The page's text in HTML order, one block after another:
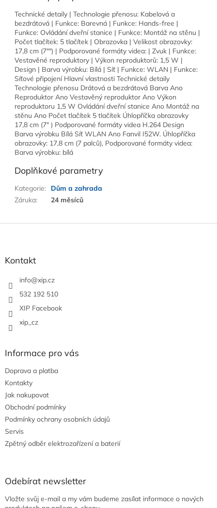
Technické detaily | Technologie přenosu: Kabelová a
bezdrátová | Funkce: Barevná | Funkce: Hands-free |
Funkce: Ovládání dveřní stanice | Funkce: Montáž na stěnu |
Počet tlačítek: 5 tlačítek | Obrazovka | Velikost obrazovky:
17,8 cm (7"") | Podporované formáty videa: | Zvuk | Funkce:
Vestavěné reproduktory | Výkon reproduktorů: 1,5 W |
Design | Barva výrobku: Bílá | Síť | Funkce: WLAN | Funkce:
Síťové připojení Hlavní vlastnosti Technické detaily
Technologie přenosu Drátová a bezdrátová Barva Ano
Reproduktor Ano Vestavěný reproduktor Ano Výkon
reproduktoru 1,5 W Ovládání dveřní stanice Ano Montáž na
stěnu Ano Počet tlačítek 5 tlačítek Úhlopříčka obrazovky
17,8 cm (7" ) Podporované formáty videa H.264 Design
Barva výrobku Bílá Síť WLAN Ano Fanvil I52W. Úhlopříčka
obrazovky: 17,8 cm (7 palců), Podporované formáty videa:
Barva výrobku: bílá
Doplňkové parametry
Kategorie:
Dům a zahrada
Záruka: 24 měsíců
Kontakt
info@xip.cz
532 192 510
XIP Facebook
xip_cz
Informace pro vás
Doprava a platba
Kontakty
Jak nakupovat
Obchodní podmínky
Podmínky ochrany osobních údajů
Servis
Zpětný odběr elektrozařízení a baterií
Odebírat newsletter
Vložte svůj e-mail a my vám budeme zasílat informace o nových